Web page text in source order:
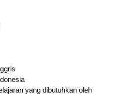
yang dibutuhkan oleh